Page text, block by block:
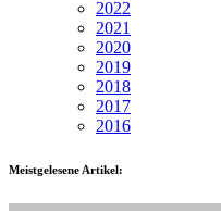
2022
2021
2020
2019
2018
2017
2016
Meistgelesene Artikel: